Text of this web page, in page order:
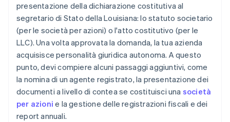
presentazione della dichiarazione costitutiva al
segretario di Stato della Louisiana: lo statuto societario
(per le società per azioni) o l'atto costitutivo (per le
LLC). Una volta approvata la domanda, la tua azienda
acquisisce personalità giuridica autonoma. A questo
punto, devi compiere alcuni passaggi aggiuntivi, come
la nomina di un agente registrato, la presentazione dei
documenti a livello di contea se costituisci una società
per azioni e la gestione delle registrazioni fiscali e dei
report annuali.